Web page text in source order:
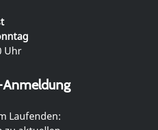
Uhr
Laufenden: